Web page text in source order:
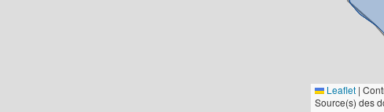
Leaflet |
Source(s) des